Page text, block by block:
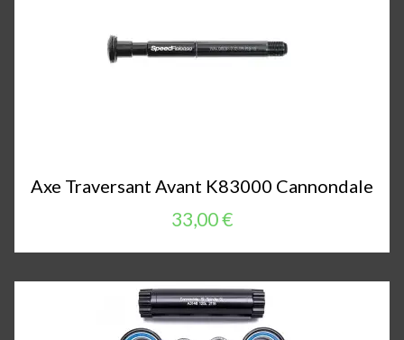
Axe Traversant Avant K83000 Cannondale
33,00 €